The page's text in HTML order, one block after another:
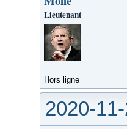
Lieutenant
Hors ligne
2020-